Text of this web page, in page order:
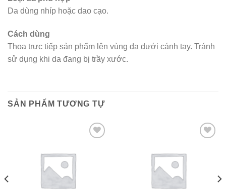
Da dùng nhíp hoặc dao cạo.
Cách dùng
Thoa trực tiếp sản phẩm lên vùng da dưới cánh tay. Tránh
sử dụng khi da đang bị trầy xước.
SẢN PHẨM TƯƠNG TỰ
Add to wishlist Add to wishlist